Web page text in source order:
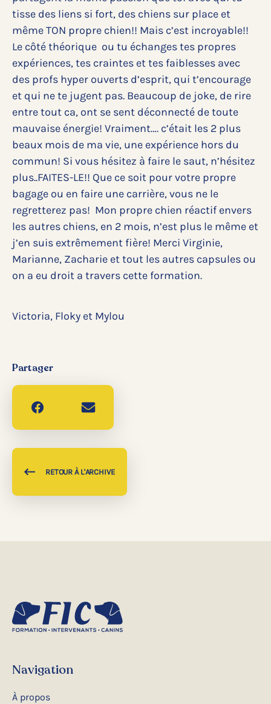
tisse des liens si fort, des chiens sur place et
même TON propre chien!! Mais c’est incroyable!!
Le côté théorique ou tu échanges tes propres
expériences, tes craintes et tes faiblesses avec
des profs hyper ouverts d’esprit, qui t’encourage
et qui ne te jugent pas. Beaucoup de joke, de rire
entre tout ca, ont se sent déconnecté de toute
mauvaise énergie! Vraiment…. c’était les 2 plus
beaux mois de ma vie, une expérience hors du
commun! Si vous hésitez à faire le saut, n’hésitez
plus..FAITES-LE!! Que ce soit pour votre propre
bagage ou en faire une carrière, vous ne le
regretterez pas! Mon propre chien réactif envers
les autres chiens, en 2 mois, n’est plus le même et
j’en suis extrêmement fière! Merci Virginie,
Marianne, Zacharie et tout les autres capsules ou
on a eu droit a travers cette formation.
Victoria, Floky et Mylou
RETOUR À L'ARCHIVE
Partager
Navigation
À propos